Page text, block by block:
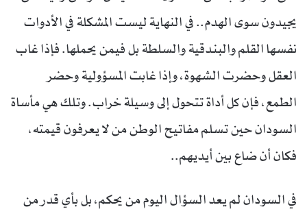
يجيدون سوى الهدم.. في النهاية ليست المشكلة في الأدوات
نفسها القلم والبندقية والسلطة بل فيمن يحملها. فإذا غاب
العقل وحضرت الشهوة، وإذا غابت المسؤولية وحضر
الطمع، فإن كل أداة تتحول إلى وسيلة خراب. وتلك هي مأساة
السودان حين تسلم مفاتيح الوطن من لا يعرفون قيمته،
فكان أن ضاع بين أيديهم..
في السودان لم يعد السؤال اليوم من يحكم، بل بأي قدر من